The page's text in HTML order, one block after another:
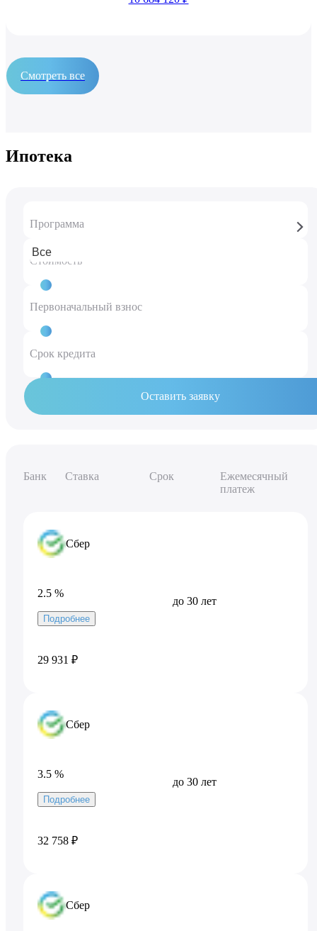
Смотреть все
Ипотека
Программа
Стоимость
Первоначальный взнос
Срок кредита
Оставить заявку
Банк Ставка Срок
Ежемесячный
платеж
Сбер
2.5 %
Подробнее
до 30 лет
29 931 ₽
Сбер
3.5 %
Подробнее
до 30 лет
32 758 ₽
Сбер